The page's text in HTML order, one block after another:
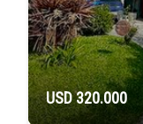
USD 320.000